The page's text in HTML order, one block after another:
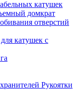
катушек
домкрат
отверстий
катушек с
Рукоятки